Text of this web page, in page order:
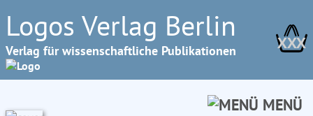
Logos Verlag Berlin
Verlag für wissenschaftliche Publikationen XXX
MENÜ